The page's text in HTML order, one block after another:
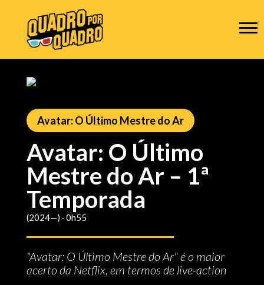
Avatar: O Último Mestre do Ar
Avatar: O Último
Mestre do Ar – 1ª
Temporada
(2024—) ‧ 0h55
"Avatar: O Último Mestre do Ar" é o maior
acerto da Netflix, em termos de live-action